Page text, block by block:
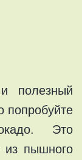
полезный
попробуйте
Это
из пышного